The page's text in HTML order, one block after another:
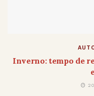
Inverno: tempo de